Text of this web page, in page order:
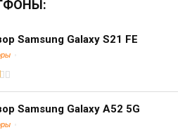
Samsung Galaxy S21 FE
Samsung Galaxy A52 5G